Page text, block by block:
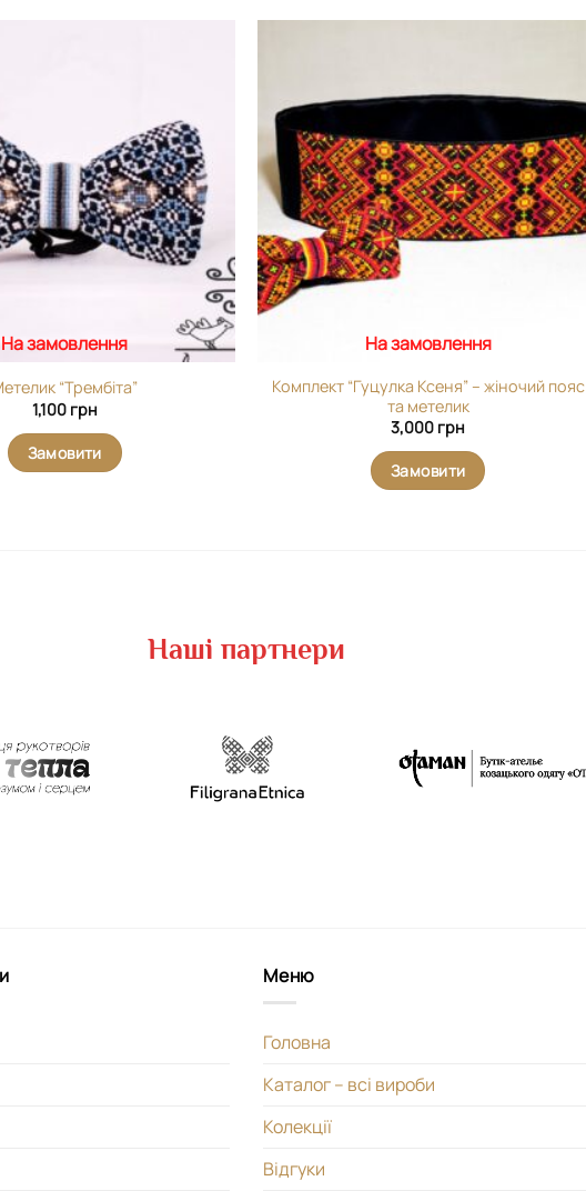
На замовлення
“Трембіта”
1,100 грн
Замовити
виріб у
вибране
На замовлення
Комплект “Гуцулка Ксеня” – жіночий пояс
та метелик
3,000 грн
Замовити
Наші партнери
Меню
Головна
Каталог – всі вироби
Колекції
Відгуки